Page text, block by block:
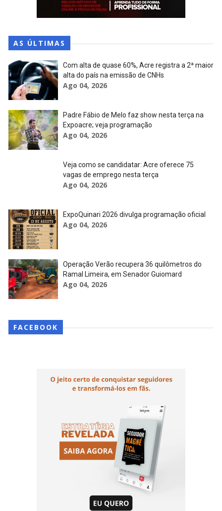
AS ÚLTIMAS
Com alta de quase 60%, Acre registra a 2ª maior
alta do país na emissão de CNHs
Ago 04, 2026
Padre Fábio de Melo faz show nesta terça na
Expoacre; veja programação
Ago 04, 2026
Veja como se candidatar: Acre oferece 75
vagas de emprego nesta terça
Ago 04, 2026
ExpoQuinari 2026 divulga programação oficial
Ago 04, 2026
Operação Verão recupera 36 quilômetros do
Ramal Limeira, em Senador Guiomard
Ago 04, 2026
FACEBOOK